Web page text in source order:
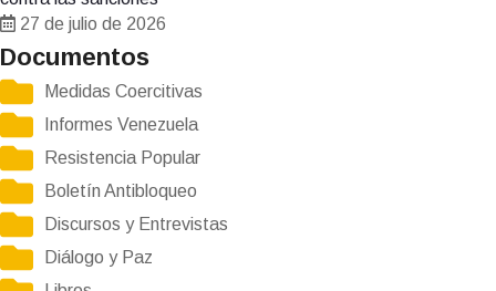
27 de julio de 2026
Documentos
Medidas Coercitivas
Informes Venezuela
Resistencia Popular
Boletín Antibloqueo
Discursos y Entrevistas
Diálogo y Paz